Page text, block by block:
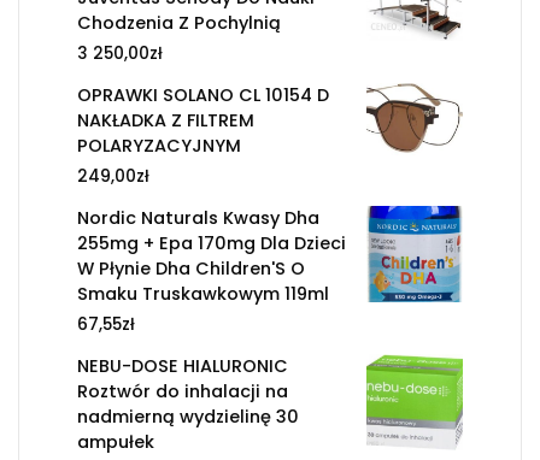
Chodzenia Z Pochylnią
3 250,00zł
OPRAWKI SOLANO CL 10154 D
NAKŁADKA Z FILTREM
POLARYZACYJNYM
249,00zł
Nordic Naturals Kwasy Dha
255mg + Epa 170mg Dla Dzieci
W Płynie Dha Children'S O
Smaku Truskawkowym 119ml
67,55zł
NEBU-DOSE HIALURONIC
Roztwór do inhalacji na
nadmierną wydzielinę 30
ampułek